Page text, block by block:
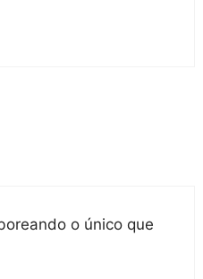
o único que